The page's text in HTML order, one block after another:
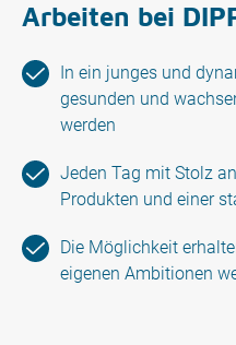
Arbeiten bei
In ein junges und
gesunden und
werden
Jeden Tag mit Stolz
Produkten und einer
Die Möglichkeit
eigenen Ambitionen